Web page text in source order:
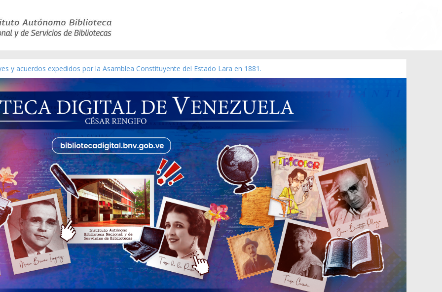
y acuerdos expedidos por la Asamblea Constituyente del Estado Lara en 1881.
gráfico]
[material gráfico]
la República de Venezuela año CXXXIII Mes V, Caracas 09 de marzo de 2006 N° 38.394
de obras de Modesta Bor